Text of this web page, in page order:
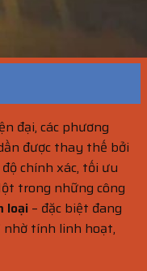
đại, các phương
được thay thế bởi
chính xác, tối ưu
trong những công
loại– đặc biệt đang
nhờ tính linh hoạt,